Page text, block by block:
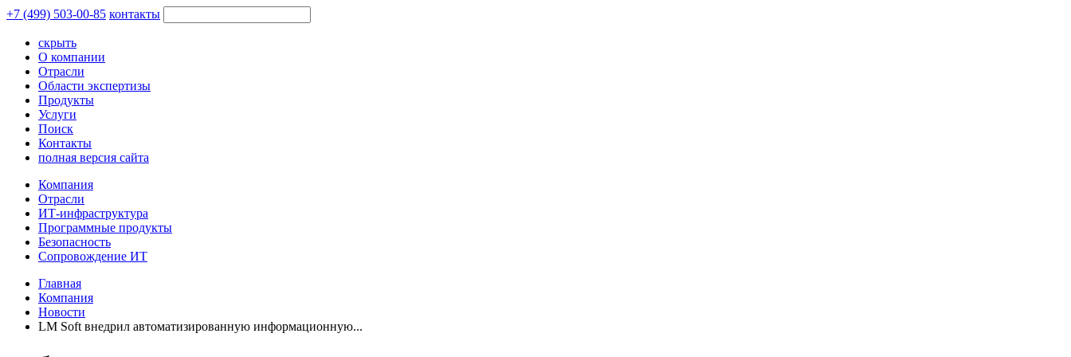
+7 (499) 503-00-85 контакты
скрыть
О компании
Отрасли
Области экспертизы
Продукты
Услуги
Поиск
Контакты
полная версия сайта
Компания
Отрасли
ИТ-инфраструктура
Программные продукты
Безопасность
Сопровождение ИТ
Главная
Компания
Новости
LM Soft внедрил автоматизированную информационную...